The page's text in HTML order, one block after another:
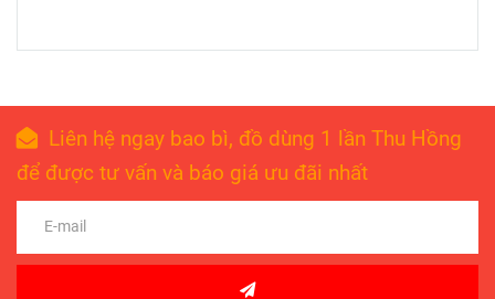
Liên hệ ngay bao bì, đồ dùng 1 lần Thu Hồng
để được tư vấn và báo giá ưu đãi nhất